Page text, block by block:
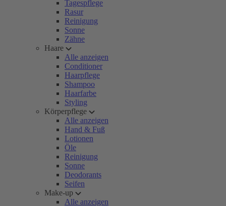
Tagespflege
Rasur
Reinigung
Sonne
Zähne
Haare
Alle anzeigen
Conditioner
Haarpflege
Shampoo
Haarfarbe
Styling
Körperpflege
Alle anzeigen
Hand & Fuß
Lotionen
Öle
Reinigung
Sonne
Deodorants
Seifen
Make-up
Alle anzeigen